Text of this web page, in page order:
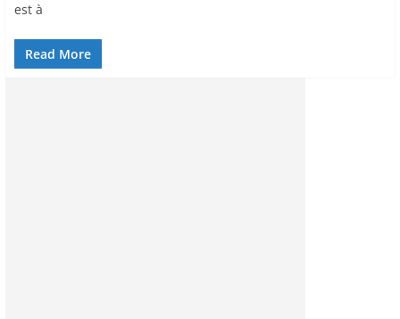
est à
Read More